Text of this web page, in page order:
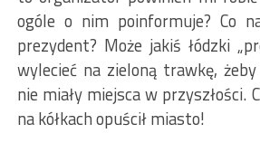
ogóle o nim poinformuje? Co
prezydent? Może jakiś łódzki
wylecieć na zieloną trawkę,
nie miały miejsca w przyszłości.
na kółkach opuścił miasto!